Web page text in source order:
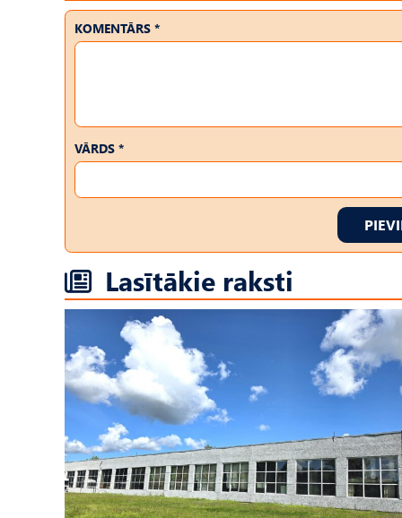
KOMENTĀRS *
VĀRDS *
Lasītākie raksti